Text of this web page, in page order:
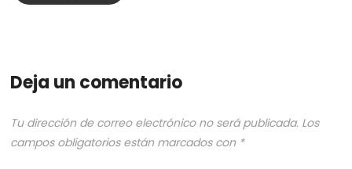
Deja un comentario
Tu dirección de correo electrónico no será publicada. Los
campos obligatorios están marcados con *